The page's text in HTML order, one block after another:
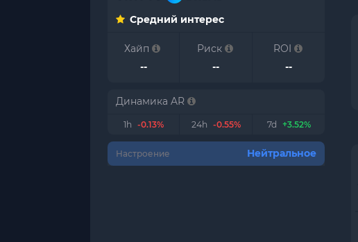
Средний интерес
Хайп
--
Риск
--
ROI
--
Динамика AR
1h -0.13% 24h -0.55% 7d +3.52%
Настроение Нейтральное